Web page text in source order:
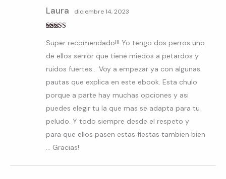
5de 5
Laura diciembre 14, 2023
Super recomendado!!! Yo tengo dos perros uno
de ellos senior que tiene miedos a petardos y
ruidos fuertes… Voy a empezar ya con algunas
pautas que explica en este ebook. Esta chulo
porque a parte hay muchas opciones y asi
puedes elegir tu la que mas se adapta para tu
peludo. Y todo siempre desde el respeto y
para que ellos pasen estas fiestas tambien bien
… Gracias!